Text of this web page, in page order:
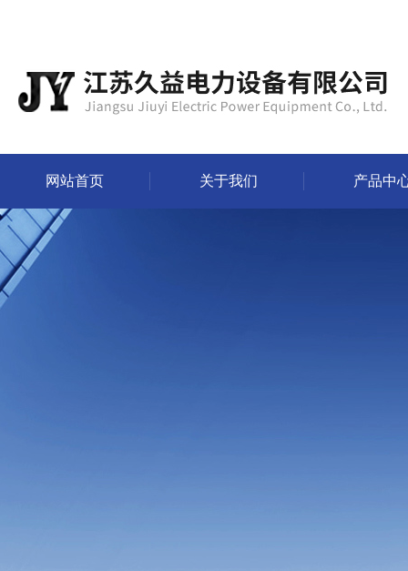
网站首页 关于我们 产品中